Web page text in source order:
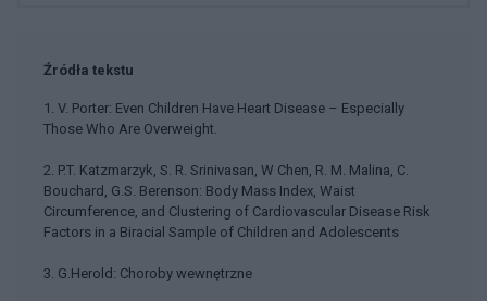
Źródła tekstu
1. V. Porter: Even Children Have Heart Disease – Especially
Those Who Are Overweight.
2. P.T. Katzmarzyk, S. R. Srinivasan, W Chen, R. M. Malina, C.
Bouchard, G.S. Berenson: Body Mass Index, Waist
Circumference, and Clustering of Cardiovascular Disease Risk
Factors in a Biracial Sample of Children and Adolescents
3. G.Herold: Choroby wewnętrzne